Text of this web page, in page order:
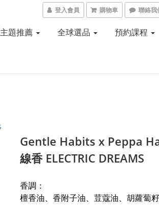
登入會員 購物車 聯絡我
主題推薦 全球選品 預約課程
Gentle Habits x Peppa
線香 ELECTRIC DREAMS
香調：
檀香油、香附子油、荳蔻油、胡蘿蔔